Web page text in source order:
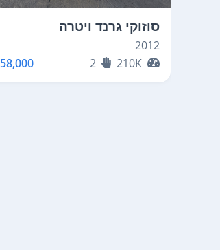
סוזוקי גרנד ויטרה
2012
210K
2
58,000 ₪